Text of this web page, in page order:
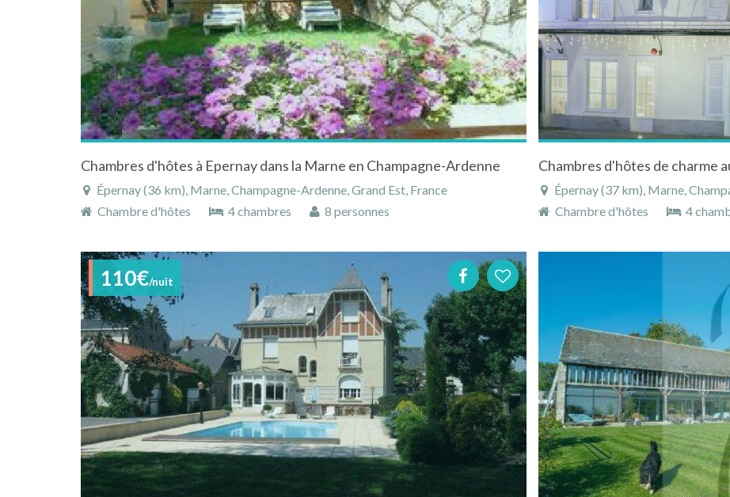
Chambres d'hôtes à Epernay dans la Marne en Champagne-Ardenne
Épernay (36 km), Marne, Champagne-Ardenne, Grand Est, France
Chambre d'hôtes
4 chambres 8 personnes
Chambres d'hôtes de charme
Épernay (37 km), Marne,
Chambre d'hôtes
4
110€/nuit